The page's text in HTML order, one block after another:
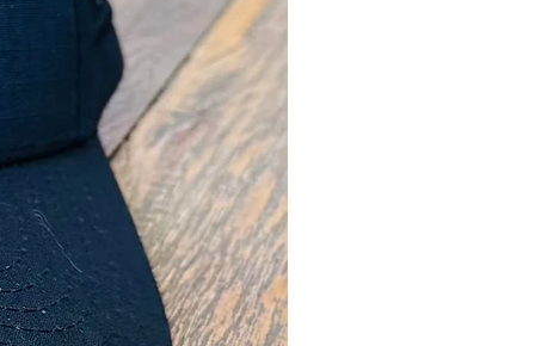
do motor, sistemas
controladores,
partida; remove óleo e
de graxa de pisos, materiais e
os componentes contaminados
as peças com ar comprimido
se necessário.
pode atacar tintas e
plásticos.